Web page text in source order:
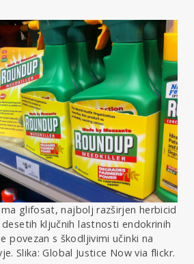
glifosat, najbolj razširjen herbicid
ključnih lastnosti endokrinih
povezan s škodljivimi učinki na
Slika: Global Justice Now via flickr.